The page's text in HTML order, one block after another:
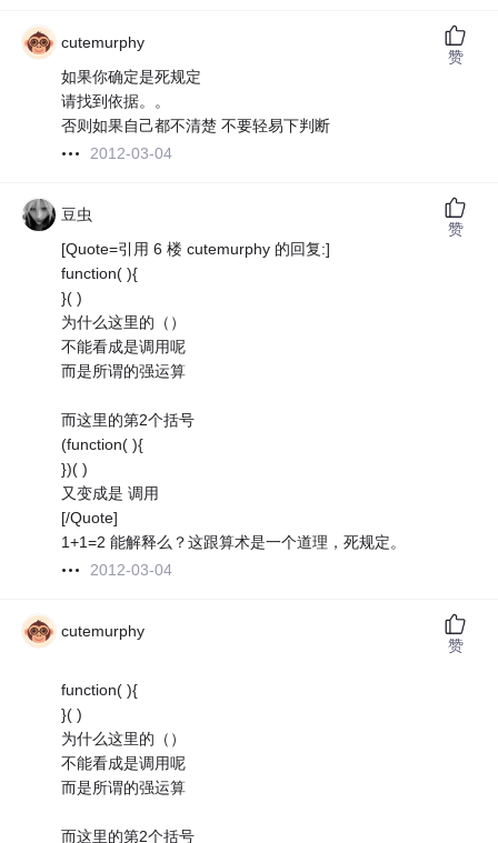
cutemurphy
如果你确定是死规定
请找到依据。。
否则如果自己都不清楚 不要轻易下判断
2012-03-04
赞
豆虫
[Quote=引用 6 楼 cutemurphy 的回复:]
function( ){
}( )
为什么这里的（）
不能看成是调用呢
而是所谓的强运算
而这里的第2个括号
(function( ){
})( )
又变成是 调用
[/Quote]
1+1=2 能解释么？这跟算术是一个道理，死规定。
2012-03-04
赞
cutemurphy
function( ){
}( )
为什么这里的（）
不能看成是调用呢
而是所谓的强运算
而这里的第2个括号
赞